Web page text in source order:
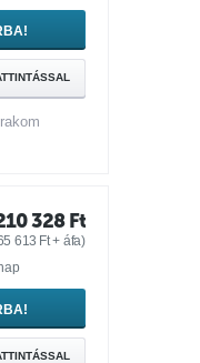
328 Ft
613 Ft+ áfa)